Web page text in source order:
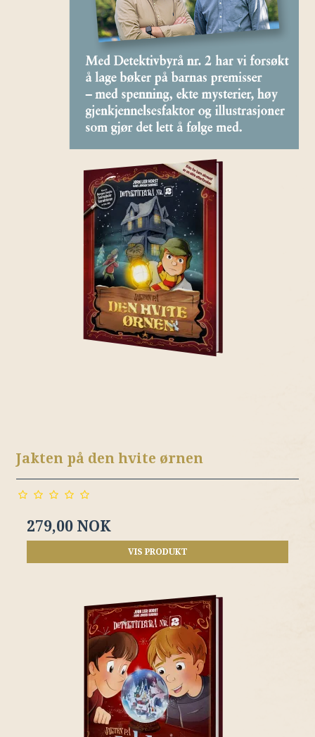
Jakten på den hvite ørnen
279,00 NOK
VIS PRODUKT